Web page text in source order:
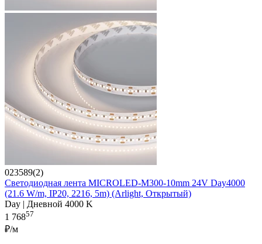
023589(2)
Светодиодная лента MICROLED-M300-10mm 24V Day4000
(21.6 W/m, IP20, 2216, 5m) (Arlight, Открытый)
Day | Дневной 4000 K
1 76857
₽/м